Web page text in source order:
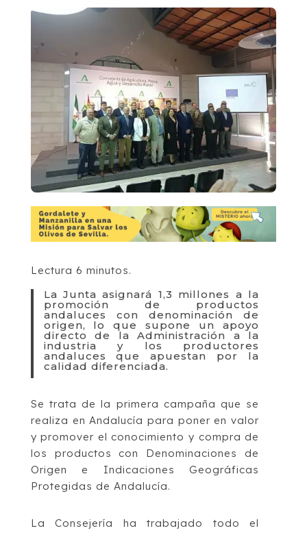
Lectura 6 minutos.
La Junta asignará 1,3 millones a la
promoción de productos
andaluces con denominación de
origen, lo que supone un apoyo
directo de la Administración a la
industria y los productores
andaluces que apuestan por la
calidad diferenciada.
Se trata de la primera campaña que se
realiza en Andalucía para poner en valor
y promover el conocimiento y compra de
los productos con Denominaciones de
Origen e Indicaciones Geográficas
Protegidas de Andalucía.
La Consejería ha trabajado todo el